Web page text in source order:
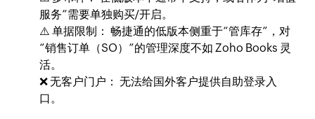
服务”需要单独购买/开启。
⚠️ 单据限制： 畅捷通的低版本侧重于“管库存”，对
“销售订单（SO）”的管理深度不如 Zoho Books 灵
活。
❌ 无客户门户： 无法给国外客户提供自助登录入
口。